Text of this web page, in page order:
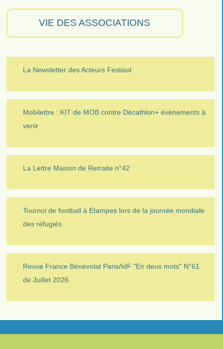
VIE DES ASSOCIATIONS
La Newsletter des Acteurs Festisol
Mobilettre : KIT de MOB contre Décathlon+ évènements à
venir
La Lettre Maison de Retraite n°42
Tournoi de football à Etampes lors de la journée mondiale
des réfugiés
Revue France Bénévolat Paris/IdF "En deux mots" N°61
de Juillet 2026